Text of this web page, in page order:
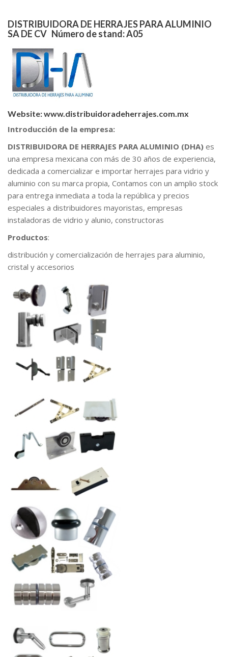
DISTRIBUIDORA DE HERRAJES PARA ALUMINIO
SA DE CV Número de stand:A05
Website:www.distribuidoradeherrajes.com.mx
Introducción de la empresa:
DISTRIBUIDORA DE HERRAJES PARA ALUMINIO (DHA) es
una empresa mexicana con más de 30 años de experiencia,
dedicada a comercializar e importar herrajes para vidrio y
aluminio con su marca propia, Contamos con un amplio stock
para entrega inmediata a toda la república y precios
especiales a distribuidores mayoristas, empresas
instaladoras de vidrio y alunio, constructoras
Productos:
distribución y comercialización de herrajes para aluminio,
cristal y accesorios